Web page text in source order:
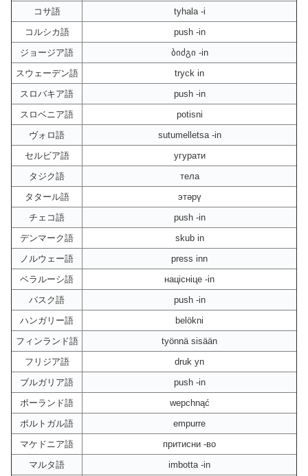
コサ語
tyhala -i
コルシカ語
push -in
ジョージア語
ბიძგი -in
スウェーデン語
tryck in
スロバキア語
push -in
スロベニア語
potisni
ヴォロ語
sutumelletsa -in
セルビア語
угурати
タジク語
тела
タタール語
этәрү
チェコ語
push -in
デンマーク語
skub in
ノルウェー語
press inn
ベラルーシ語
націсніце -in
バスク語
push -in
ハンガリー語
belökni
フィンランド語
työnnä sisään
フリジア語
druk yn
ブルガリア語
push -in
ポーランド語
wepchnąć
ポルトガル語
empurre
マケドニア語
притисни -во
マルタ語
imbotta -in